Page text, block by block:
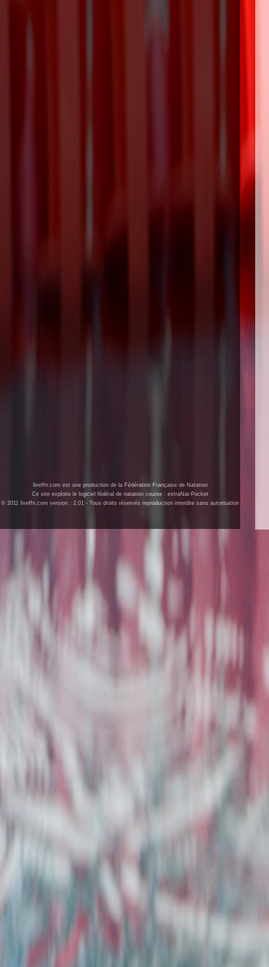
liveffn.com est une production de la Fédération Française de Natation
Ce site exploite le logiciel fédéral de natation course : extraNat-Pocket
© 2011 liveffn.com version : 2.01 - Tous droits réservés reproduction interdite sans autorisation